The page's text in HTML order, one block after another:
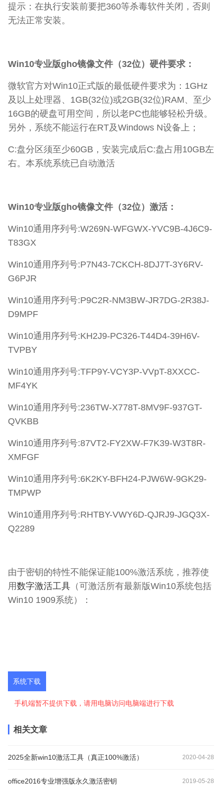
提示：在执行安装前要把360等杀毒软件关闭，否则
无法正常安装。
Win10专业版gho镜像文件（32位）硬件要求：
微软官方对Win10正式版的最低硬件要求为：1GHz
及以上处理器、1GB(32位)或2GB(32位)RAM、至少
16GB的硬盘可用空间，所以老PC也能够轻松升级。
另外，系统不能运行在RT及Windows N设备上；
C:盘分区须至少60GB，安装完成后C:盘占用10GB左
右。本系统系统已自动激活
Win10专业版gho镜像文件（32位）激活：
Win10通用序列号:W269N-WFGWX-YVC9B-4J6C9-
T83GX
Win10通用序列号:P7N43-7CKCH-8DJ7T-3Y6RV-
G6PJR
Win10通用序列号:P9C2R-NM3BW-JR7DG-2R38J-
D9MPF
Win10通用序列号:KH2J9-PC326-T44D4-39H6V-
TVPBY
Win10通用序列号:TFP9Y-VCY3P-VVpT-8XXCC-
MF4YK
Win10通用序列号:236TW-X778T-8MV9F-937GT-
QVKBB
Win10通用序列号:87VT2-FY2XW-F7K39-W3T8R-
XMFGF
Win10通用序列号:6K2KY-BFH24-PJW6W-9GK29-
TMPWP
Win10通用序列号:RHTBY-VWY6D-QJRJ9-JGQ3X-
Q2289
由于密钥的特性不能保证能100%激活系统，推荐使
用数字激活工具 （可激活所有最新版Win10系统包括
Win10 1909系统）：
系统下载
手机端暂不提供下载，请用电脑访问电脑端进行下载
相关文章
2025全新win10激活工具（真正100%激活） 2020-04-28
office2016专业增强版永久激活密钥 2019-05-28